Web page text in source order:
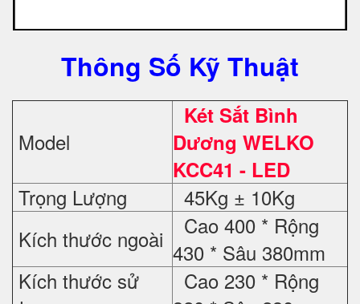
Thông Số Kỹ Thuật
Model
Két Sắt Bình
Dương WELKO
KCC41 - LED
Trọng Lượng
45Kg ± 10Kg
Kích thước ngoài
Cao 400 * Rộng
430 * Sâu 380mm
Kích thước sử
Cao 230 * Rộng